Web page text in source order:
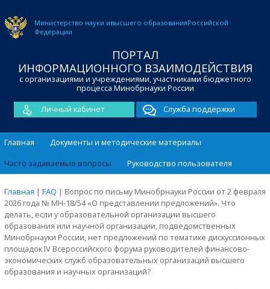
Министерство науки ивысшего образованияРоссийской
Федерации
ПОРТАЛ
ИНФОРМАЦИОННОГО ВЗАИМОДЕЙСТВИЯ
с организациями и учреждениями, участниками бюджетного
процесса Минобрнауки России
Личный кабинет
Служба поддержки
Главная
Документы и методические материалы
Часто задаваемые вопросы
Руководство пользователя
Главная | FAQ | Вопрос по письму Минобрнауки России от 2 февраля
2026 года № МН-18/54 «О представлении предложений». Что
делать, если у образовательной организации высшего
образования или научной организации, подведомственных
Минобрнауки России, нет предложений по тематике дискуссионных
площадок IV Всероссийского форума руководителей финансово-
экономических служб образовательных организаций высшего
образования и научных организаций?